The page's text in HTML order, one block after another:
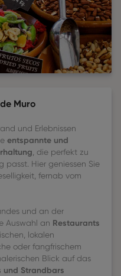
Muro
und Erlebnissen
entspannte und
, die perfekt zu
passt. Hier geniessen Sie
fernab vom
und an der
Auswahl an Restaurants
lokalen
oder fangfrischem
Blick auf das
und Strandbars